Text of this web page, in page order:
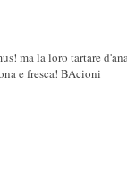
ma la loro tartare
e fresca! BAcioni